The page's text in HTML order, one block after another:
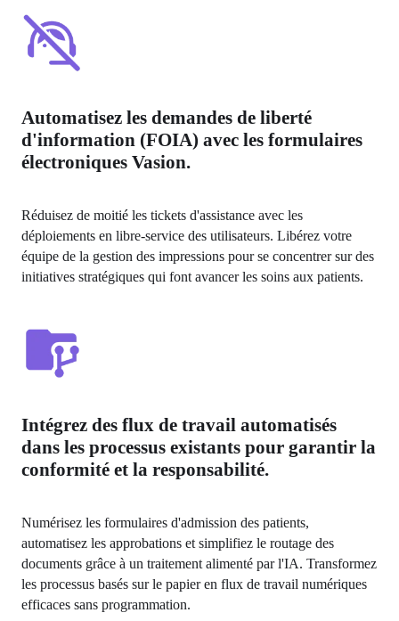
Automatisez les demandes de liberté
d'information (FOIA) avec les formulaires
électroniques Vasion.
Réduisez de moitié les tickets d'assistance avec les
déploiements en libre-service des utilisateurs. Libérez votre
équipe de la gestion des impressions pour se concentrer sur des
initiatives stratégiques qui font avancer les soins aux patients.
Intégrez des flux de travail automatisés
dans les processus existants pour garantir la
conformité et la responsabilité.
Numérisez les formulaires d'admission des patients,
automatisez les approbations et simplifiez le routage des
documents grâce à un traitement alimenté par l'IA. Transformez
les processus basés sur le papier en flux de travail numériques
efficaces sans programmation.